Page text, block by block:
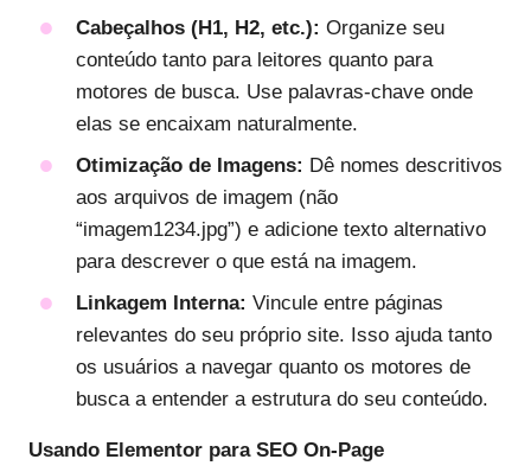
Cabeçalhos (H1, H2, etc.): Organize seu
conteúdo tanto para leitores quanto para
motores de busca. Use palavras-chave onde
elas se encaixam naturalmente.
Otimização de Imagens: Dê nomes descritivos
aos arquivos de imagem (não
“imagem1234.jpg”) e adicione texto alternativo
para descrever o que está na imagem.
Linkagem Interna: Vincule entre páginas
relevantes do seu próprio site. Isso ajuda tanto
os usuários a navegar quanto os motores de
busca a entender a estrutura do seu conteúdo.
Usando Elementor para SEO On-Page